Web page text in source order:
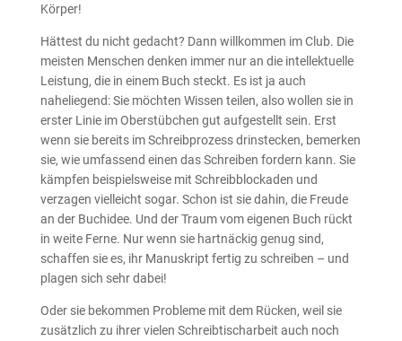
Körper!
Hättest du nicht gedacht? Dann willkommen im Club. Die
meisten Menschen denken immer nur an die intellektuelle
Leistung, die in einem Buch steckt. Es ist ja auch
naheliegend: Sie möchten Wissen teilen, also wollen sie in
erster Linie im Oberstübchen gut aufgestellt sein. Erst
wenn sie bereits im Schreibprozess drinstecken, bemerken
sie, wie umfassend einen das Schreiben fordern kann. Sie
kämpfen beispielsweise mit Schreibblockaden und
verzagen vielleicht sogar. Schon ist sie dahin, die Freude
an der Buchidee. Und der Traum vom eigenen Buch rückt
in weite Ferne. Nur wenn sie hartnäckig genug sind,
schaffen sie es, ihr Manuskript fertig zu schreiben – und
plagen sich sehr dabei!
Oder sie bekommen Probleme mit dem Rücken, weil sie
zusätzlich zu ihrer vielen Schreibtischarbeit auch noch